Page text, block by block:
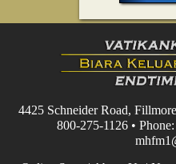
4425 Schneider Road,
800-275-1126 •